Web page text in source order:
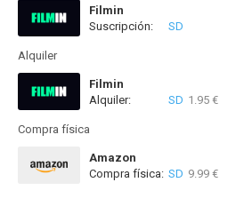
Filmin
Disponible hasta el Vie, 14 Ago
Suscripción: SD
Alquiler
Filmin
Disponible hasta el Vie, 14 Ago
Alquiler: SD 1.95 €
Compra física
Amazon
Compra física: SD 9.99 €